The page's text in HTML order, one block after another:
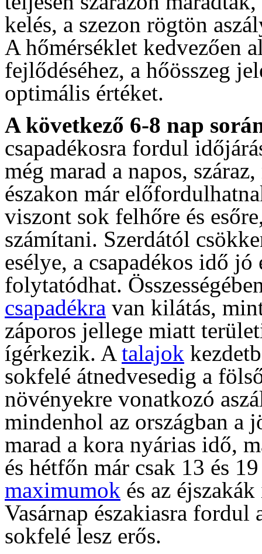
kelés, a szezon rögtön
A hőmérséklet kedvezően
fejlődéséhez, a hőösszeg
optimális értéket.
A következő 6-8 nap
csapadékosra fordul
még marad a napos,
északon már
viszont sok felhőre és
számítani. Szerdától
esélye, a csapadékos idő
folytatódhat.
csapadékra van kilátás,
záporos jellege miatt
ígérkezik. A talajok
sokfelé átnedvesedig a
növényekre vonatkozó
mindenhol az országban a
marad a kora nyárias idő,
és hétfőn már csak 13 és
maximumok és az
Vasárnap északiasra fordul
sokfelé lesz erős.